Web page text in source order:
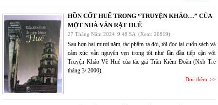
HỒN CỐT HUẾ TRONG “TRUYỆN KHẢO…” CỦA
MỘT NHÀ VĂN RẶT HUẾ
27 Tháng Năm 2024 9:48 SA (Xem: 26819)
Sau hơn hai mươi năm, tác phẩm ra đời, tôi đọc lại cuốn sách và
cảm xúc vẫn nguyên vẹn trong tôi như lần đầu tiếp cận với
Truyện Khảo Về Huế của tác giả Trần Kiêm Đoàn (Nxb Trẻ
tháng 3/ 2000).
Đọc thêm